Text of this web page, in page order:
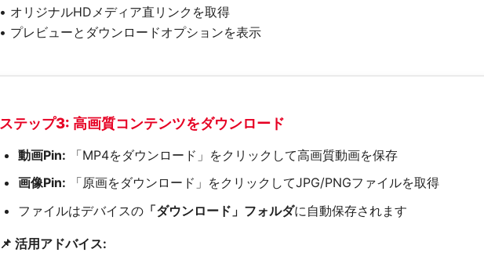
• オリジナルHDメディア直リンクを取得
• プレビューとダウンロードオプションを表示
ステップ3: 高画質コンテンツをダウンロード
動画Pin: 「MP4をダウンロード」をクリックして高画質動画を保存
画像Pin: 「原画をダウンロード」をクリックしてJPG/PNGファイルを取得
ファイルはデバイスの「ダウンロード」フォルダに自動保存されます
📌 活用アドバイス: